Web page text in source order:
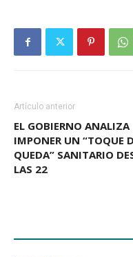
Artículo anterior
EL GOBIERNO ANALIZA
IMPONER UN “TOQUE
QUEDA” SANITARIO
LAS 22